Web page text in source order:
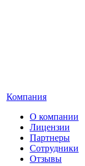
Компания
О компании
Лицензии
Партнеры
Сотрудники
Отзывы